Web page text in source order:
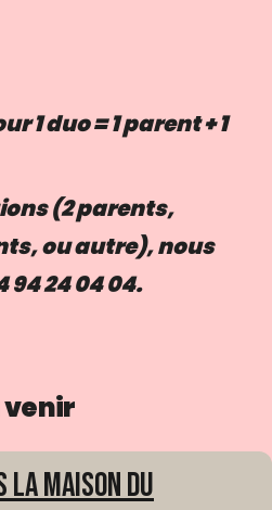
1 duo = 1 parent + 1
(2 parents,
ou autre), nous
24 04 04.
venir
La Maison du